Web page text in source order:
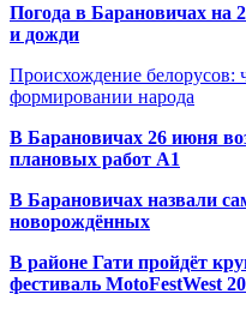
Погода в Барановичах на
и дожди
Происхождение белорусов:
формировании народа
В Барановичах 26 июня
плановых работ A1
В Барановичах назвали
новорождённых
В районе Гати пройдёт
фестиваль MotoFestWest